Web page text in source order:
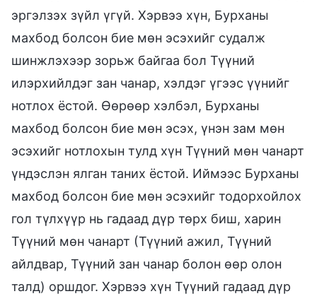
эргэлзэх зүйл үгүй. Хэрвээ хүн, Бурханы
махбод болсон бие мөн эсэхийг судалж
шинжлэхээр зорьж байгаа бол Түүний
илэрхийлдэг зан чанар, хэлдэг үгээс үүнийг
нотлох ёстой. Өөрөөр хэлбэл, Бурханы
махбод болсон бие мөн эсэх, үнэн зам мөн
эсэхийг нотлохын тулд хүн Түүний мөн чанарт
үндэслэн ялган таних ёстой. Иймээс Бурханы
махбод болсон бие мөн эсэхийг тодорхойлох
гол түлхүүр нь гадаад дүр төрх биш, харин
Түүний мөн чанарт (Түүний ажил, Түүний
айлдвар, Түүний зан чанар болон өөр олон
талд) оршдог. Хэрвээ хүн Түүний гадаад дүр